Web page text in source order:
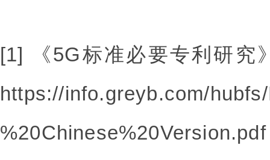
[1] 《5G标准必要专利研究
https://info.greyb.com/
%20Chinese%20Version.pdf